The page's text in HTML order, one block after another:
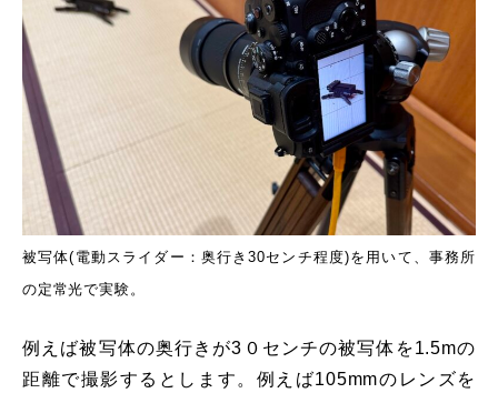
被写体(電動スライダー：奥行き30センチ程度)を用いて、事務所
の定常光で実験。
例えば被写体の奥行きが3０センチの被写体を1.5mの
距離で撮影するとします。例えば105mmのレンズを